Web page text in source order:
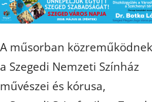
A műsorban közreműködnek
a Szegedi Nemzeti Színház
művészei és kórusa,